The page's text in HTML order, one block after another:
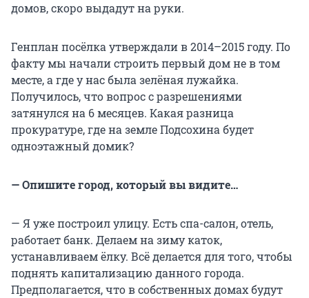
домов, скоро выдадут на руки.
Генплан посёлка утверждали в 2014–2015 году. По
факту мы начали строить первый дом не в том
месте, а где у нас была зелёная лужайка.
Получилось, что вопрос с разрешениями
затянулся на 6 месяцев. Какая разница
прокуратуре, где на земле Подсохина будет
одноэтажный домик?
— Опишите город, который вы видите…
— Я уже построил улицу. Есть спа-салон, отель,
работает банк. Делаем на зиму каток,
устанавливаем ёлку. Всё делается для того, чтобы
поднять капитализацию данного города.
Предполагается, что в собственных домах будут